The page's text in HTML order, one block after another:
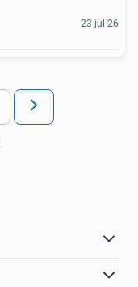
23 jul 26